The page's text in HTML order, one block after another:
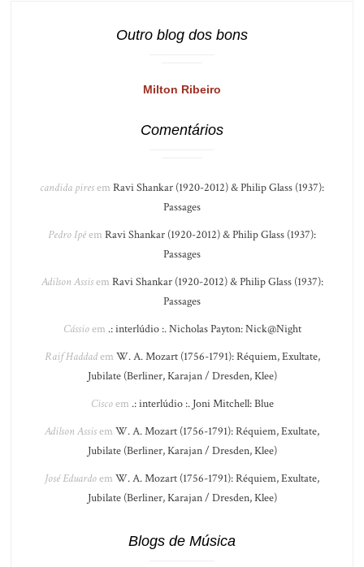
Outro blog dos bons
Milton Ribeiro
Comentários
candida piresem Ravi Shankar (1920-2012) & Philip Glass (1937):
Passages
Pedro Ipêem Ravi Shankar (1920-2012) & Philip Glass (1937):
Passages
Adilson Assisem Ravi Shankar (1920-2012) & Philip Glass (1937):
Passages
Cássioem .: interlúdio :. Nicholas Payton: Nick@Night
Raif Haddadem W. A. Mozart (1756-1791): Réquiem, Exultate,
Jubilate (Berliner, Karajan / Dresden, Klee)
Ciscoem .: interlúdio :. Joni Mitchell: Blue
Adilson Assisem W. A. Mozart (1756-1791): Réquiem, Exultate,
Jubilate (Berliner, Karajan / Dresden, Klee)
José Eduardoem W. A. Mozart (1756-1791): Réquiem, Exultate,
Jubilate (Berliner, Karajan / Dresden, Klee)
Blogs de Música